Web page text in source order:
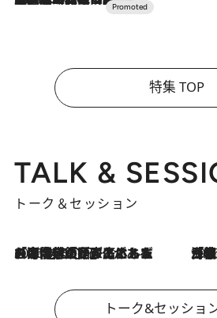
特集 TOP
TALK &
トーク＆セッション
2026.8.3
「今後値上げがあるとすれば…」「リスクがあるのは今年の冬」エネルギー専門家が語る、ホルムズ海峡封鎖が家庭にもたらす“ある心配” 「住宅建てられない…」「サーチャージ
トーク&セッショ